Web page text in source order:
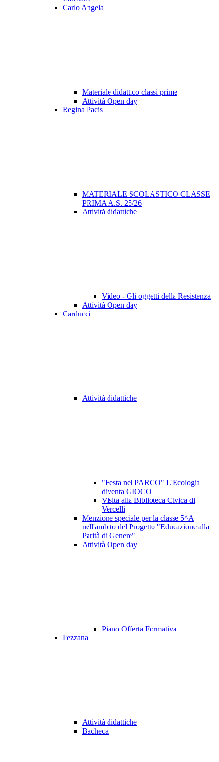
Carlo Angela
Materiale didattico classi prime
Attività Open day
Regina Pacis
MATERIALE SCOLASTICO CLASSE
PRIMA A.S. 25/26
Attività didattiche
Video - Gli oggetti della Resistenza
Attività Open day
Carducci
Attività didattiche
"Festa nel PARCO" L'Ecologia
diventa GIOCO
Visita alla Biblioteca Civica di
Vercelli
Menzione speciale per la classe 5^A
nell'ambito del Progetto "Educazione alla
Parità di Genere"
Attività Open day
Piano Offerta Formativa
Pezzana
Attività didattiche
Bacheca